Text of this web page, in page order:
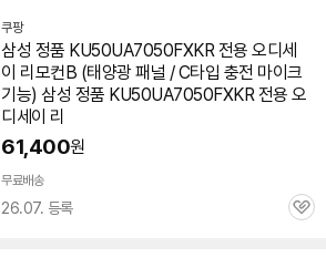
쿠팡
삼성 정품 KU50UA7050FXKR 전용 오디세
이 리모컨B (태양광 패널 / C타입 충전 마이크
기능) 삼성 정품 KU50UA7050FXKR 전용 오
디세이 리
61,400원
무료배송
26.07. 등록
관